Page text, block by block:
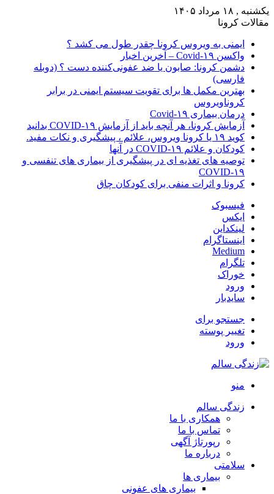
یکشنبه , ۱۸ مرداد ۱۴۰۵
مقالات کرونا
ایمنی به ویروس کرونا چقدر طول می کشد ؟
واکسن Covid-۱۹ – آخرین اخبار
دشمن کرونا: صابون یا ضد عفونی‌کننده دست ؟ (دوبله
فارسی)
بهترین مکمل ها برای تقویت سیستم ایمنی در برابر
کروناویروس
درمان بیماری Covid-۱۹
آزمایش کرونا، هر آنچه باید از آزمایش COVID-۱۹ بدانید
کوید ۱۹ یا کرونا ویروس، علائم ، پیشگیری و نکات مفید.
کودکان و علائم COVID-۱۹ در آنها
توصیه های تغذیه ای در پیشگیری از بیماری های تنفسی و
COVID-۱۹
کرونا و اثرات منفی برای کودکان چاق
فیسبوک
ایکس
لینکداین
اینستاگرام
Medium
تلگرام
خوراک
ورود
سایدبار
جستجو برای
تغییر پوسته
ورود
منو
زندگی سالم
همکاری با ما
تماس با ما
رپورتاژ آگهی
درباره ما
سلامتی
بیماری ها
بیماری های عفونی